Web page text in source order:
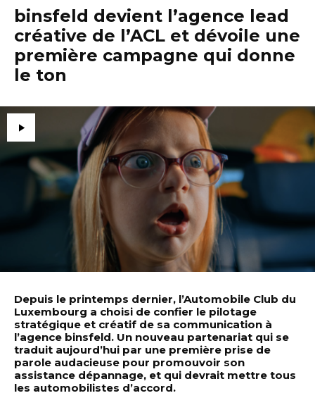
binsfeld devient l’agence lead
créative de l’ACL et dévoile une
première campagne qui donne
le ton
Depuis le printemps dernier, l’Automobile Club du
Luxembourg a choisi de confier le pilotage
stratégique et créatif de sa communication à
l’agence binsfeld. Un nouveau partenariat qui se
traduit aujourd’hui par une première prise de
parole audacieuse pour promouvoir son
assistance dépannage, et qui devrait mettre tous
les automobilistes d’accord.